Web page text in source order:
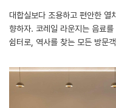
대합실보다 조용하고 편안한 열
향하자. 코레일 라운지는 음료
쉼터로, 역사를 찾는 모든 방문